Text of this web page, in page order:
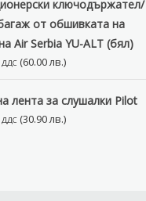
ключодържател/
от обшивката на
Air Serbia YU-ALT (бял)
ДДС (60.00 лв.)
лента за слушалки Pilot
ДДС (30.90 лв.)